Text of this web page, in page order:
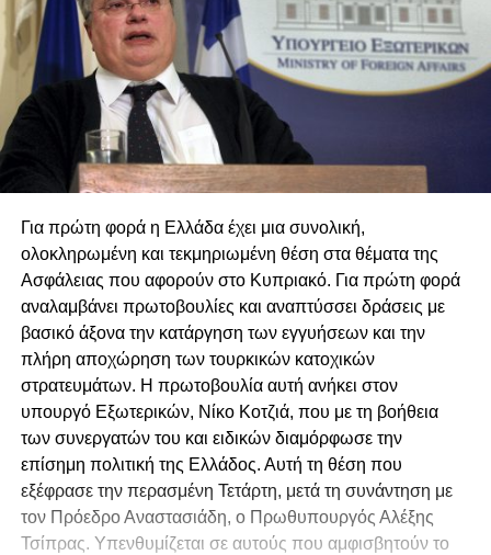
Για πρώτη φορά η Ελλάδα έχει μια συνολική,
ολοκληρωμένη και τεκμηριωμένη θέση στα θέματα της
Ασφάλειας που αφορούν στο Κυπριακό. Για πρώτη φορά
αναλαμβάνει πρωτοβουλίες και αναπτύσσει δράσεις με
βασικό άξονα την κατάργηση των εγγυήσεων και την
πλήρη αποχώρηση των τουρκικών κατοχικών
στρατευμάτων. Η πρωτοβουλία αυτή ανήκει στον
υπουργό Εξωτερικών, Νίκο Κοτζιά, που με τη βοήθεια
των συνεργατών του και ειδικών διαμόρφωσε την
επίσημη πολιτική της Ελλάδος. Αυτή τη θέση που
εξέφρασε την περασμένη Τετάρτη, μετά τη συνάντηση με
τον Πρόεδρο Αναστασιάδη, ο Πρωθυπουργός Αλέξης
Τσίπρας. Υπενθυμίζεται σε αυτούς που αμφισβητούν το